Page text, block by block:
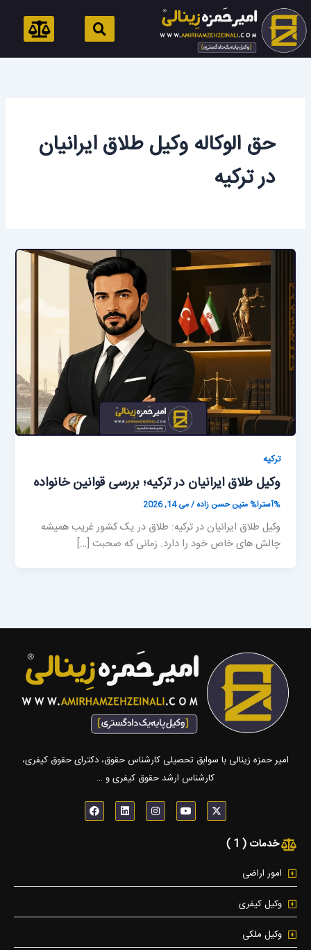
پرش
به
محتوا
حق الوکاله وکیل طلاق ایرانیان
در ترکیه
ترکیه
وکیل طلاق ایرانیان در ترکیه؛ بررسی قوانین خانواده
%آسترا%متین حسن زاده/می 14, 2026
وکیل طلاق ایرانیان در ترکیه: طلاق در یک کشور غریب همیشه
چالش های خاص خود را دارد. زمانی که صحبت […]
امیر حمزه زینالی با سوابق تحصیلی کارشناس حقوق، دکترای حقوق کیفری،
کارشناس ارشد حقوق کیفری و …
X
-
t
r
Y
o
u
I
n
s
m
L
i
n
F
a
c
خدمات ( 1 )
امور اراضی
وکیل کیفری
وکیل ملکی